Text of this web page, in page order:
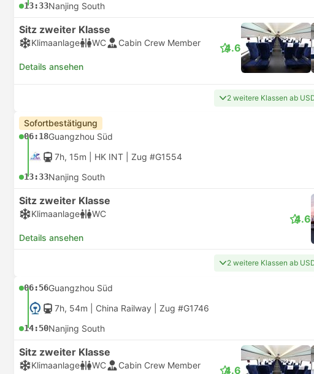
13:33Nanjing South
Sitz zweiter Klasse
Klimaanlage WC Cabin Crew Member
Details ansehen
4.6
2 weitere Klassen ab
Sofortbestätigung
06:18Guangzhou Süd
7h, 15m | HK INT Zug #G1554
13:33Nanjing South
Sitz zweiter Klasse
Klimaanlage WC
Details ansehen
4.6
2 weitere Klassen ab
06:56Guangzhou Süd
7h, 54m | China Railway Zug #G1746
14:50Nanjing South
Sitz zweiter Klasse
Klimaanlage WC Cabin Crew Member 4.6